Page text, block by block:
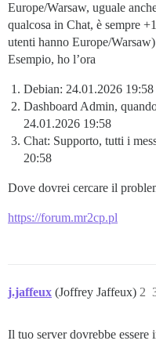
Europe/Warsaw, uguale
qualcosa in Chat, è sempre
utenti hanno Europe/Warsaw)
Esempio, ho l’ora
Debian: 24.01.2026 19:58
Dashboard Admin,
24.01.2026 19:58
Chat: Supporto, tutti i
20:58
Dove dovrei cercare il
https://forum.mr2cp.pl
j.jaffeux (Joffrey Jaffeux) 2
Il tuo server dovrebbe essere